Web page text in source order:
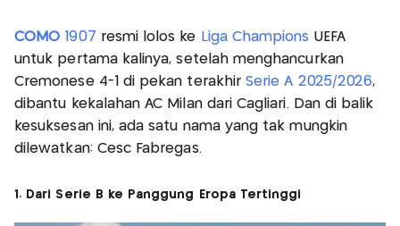
COMO 1907 resmi lolos ke Liga Champions UEFA
untuk pertama kalinya, setelah menghancurkan
Cremonese 4-1 di pekan terakhirSerie A 2025/2026,
dibantu kekalahan AC Milan dari Cagliari. Dan di balik
kesuksesan ini, ada satu nama yang tak mungkin
dilewatkan: Cesc Fabregas.
1. Dari Serie B ke Panggung Eropa Tertinggi